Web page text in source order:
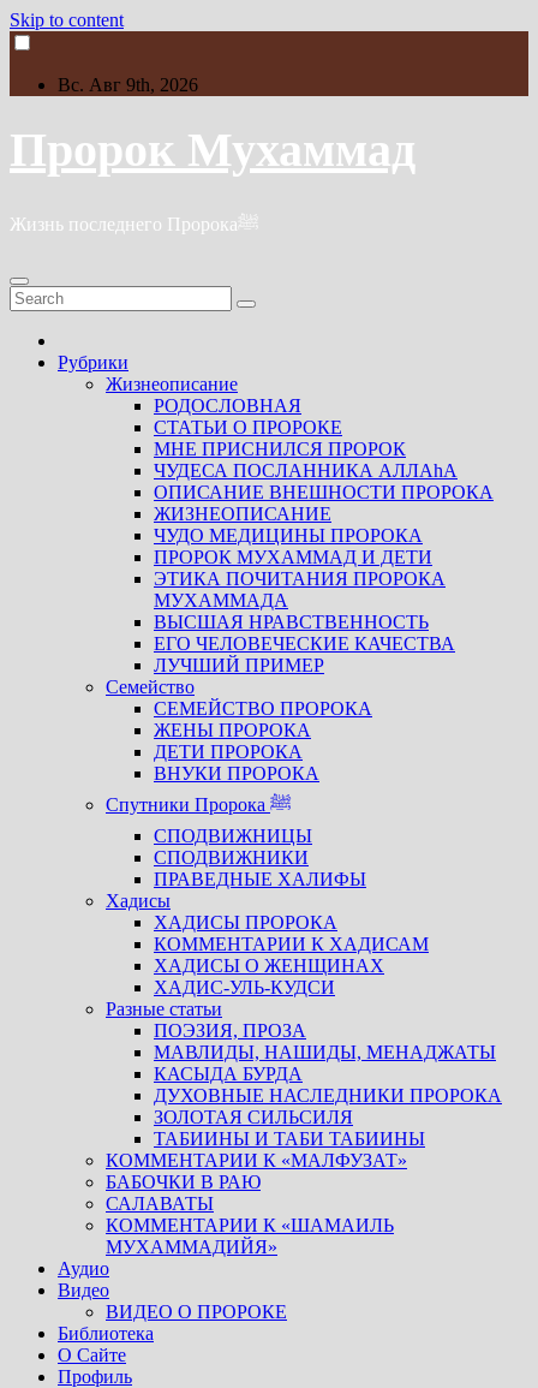
Skip to content
Вс. Авг 9th, 2026
Пророк Мухаммад
Жизнь последнего Пророкаﷺ
Рубрики
Жизнеописание
РОДОСЛОВНАЯ
СТАТЬИ О ПРОРОКЕ
МНЕ ПРИСНИЛСЯ ПРОРОК
ЧУДЕСА ПОСЛАННИКА АЛЛАhА
ОПИСАНИЕ ВНЕШНОСТИ ПРОРОКА
ЖИЗНЕОПИСАНИЕ
ЧУДО МЕДИЦИНЫ ПРОРОКА
ПРОРОК МУХАММАД И ДЕТИ
ЭТИКА ПОЧИТАНИЯ ПРОРОКА
МУХАММАДА
ВЫСШАЯ НРАВСТВЕННОСТЬ
ЕГО ЧЕЛОВЕЧЕСКИЕ КАЧЕСТВА
ЛУЧШИЙ ПРИМЕР
Семейство
СЕМЕЙСТВО ПРОРОКА
ЖЕНЫ ПРОРОКА
ДЕТИ ПРОРОКА
ВНУКИ ПРОРОКА
Спутники Пророка ﷺ
СПОДВИЖНИЦЫ
СПОДВИЖНИКИ
ПРАВЕДНЫЕ ХАЛИФЫ
Хадисы
ХАДИСЫ ПРОРОКА
КОММЕНТАРИИ К ХАДИСАМ
ХАДИСЫ О ЖЕНЩИНАХ
ХАДИС-УЛЬ-КУДСИ
Разные статьи
ПОЭЗИЯ, ПРОЗА
МАВЛИДЫ, НАШИДЫ, МЕНАДЖАТЫ
КАСЫДА БУРДА
ДУХОВНЫЕ НАСЛЕДНИКИ ПРОРОКА
ЗОЛОТАЯ СИЛЬСИЛЯ
ТАБИИНЫ И ТАБИ ТАБИИНЫ
КОММЕНТАРИИ К «МАЛФУЗАТ»
БАБОЧКИ В РАЮ
САЛАВАТЫ
КОММЕНТАРИИ К «ШАМАИЛЬ
МУХАММАДИЙЯ»
Аудио
Видео
ВИДЕО О ПРОРОКЕ
Библиотека
О Сайте
Профиль